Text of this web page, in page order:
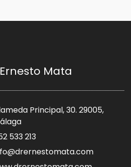
Mata
Principal, 30. 29005,
533 213